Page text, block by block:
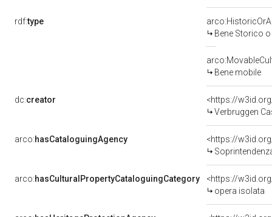
rdf:type
Bene Storico
Bene mobile
dc:creator
<https://
Verbruggen
arco:hasCataloguingAgency
<https://
arco:hasCulturalPropertyCataloguingCategory
<https://
opera isolata